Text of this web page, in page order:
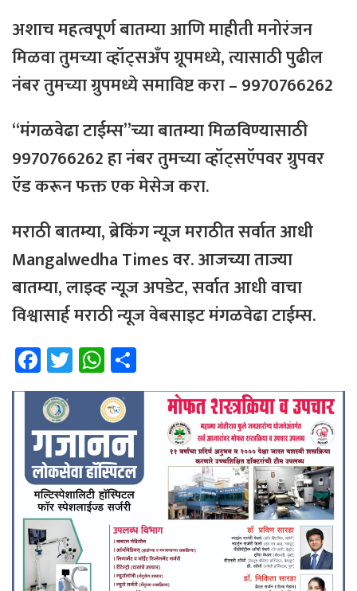
अशाच महत्वपूर्ण बातम्या आणि माहीती मनोरंजन
मिळवा तुमच्या व्हॉट्सअँप ग्रूपमध्ये, त्यासाठीपुढील
नंबरतुमच्याग्रुपमध्येसमाविष्टकरा – 9970766262
“मंगळवेढा टाईम्स”च्या बातम्या मिळविण्यासाठी
9970766262 हा नंबर तुमच्या व्हॉट्सऍपवर ग्रुपवर
ऍड करून फक्त एक मेसेज करा.
मराठी बातम्या, ब्रेकिंग न्यूज मराठीत सर्वात आधी
Mangalwedha Times वर. आजच्या ताज्या
बातम्या, लाइव्ह न्यूज अपडेट, सर्वात आधी वाचा
विश्वासार्ह मराठी न्यूज वेबसाइट मंगळवेढा टाईम्स.
Fa
ce
b
o
ok
T
wi
er
W
h
at
sA
p
p
ar